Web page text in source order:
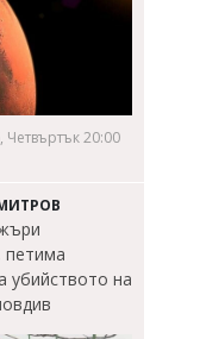
Четвъртък 20:00
петима
убийството на